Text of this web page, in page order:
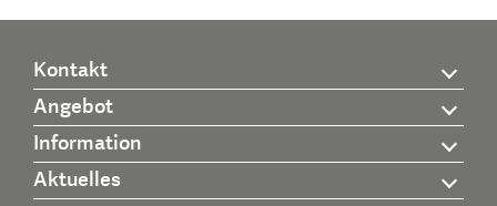
Kontakt
Angebot
Information
Aktuelles